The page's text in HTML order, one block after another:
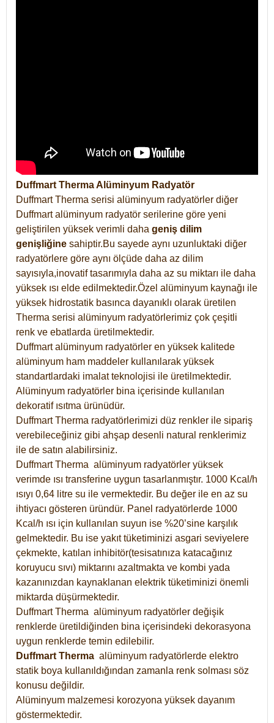
Duffmart Therma Alüminyum Radyatör
Duffmart Therma serisi alüminyum radyatörler diğer
Duffmart alüminyum radyatör serilerine göre yeni
geliştirilen yüksek verimli daha geniş dilim
genişliğine sahiptir.Bu sayede aynı uzunluktaki diğer
radyatörlere göre aynı ölçüde daha az dilim
sayısıyla,inovatif tasarımıyla daha az su miktarı ile daha
yüksek ısı elde edilmektedir.Özel alüminyum kaynağı ile
yüksek hidrostatik basınca dayanıklı olarak üretilen
Therma serisi alüminyum radyatörlerimiz çok çeşitli
renk ve ebatlarda üretilmektedir.
Duffmart alüminyum radyatörler en yüksek kalitede
alüminyum ham maddeler kullanılarak yüksek
standartlardaki imalat teknolojisi ile üretilmektedir.
Alüminyum radyatörler bina içerisinde kullanılan
dekoratif ısıtma ürünüdür.
Duffmart Therma radyatörlerimizi düz renkler ile sipariş
verebileceğiniz gibi ahşap desenli natural renklerimiz
ile de satın alabilirsiniz.
Duffmart Therma alüminyum radyatörler yüksek
verimde ısı transferine uygun tasarlanmıştır. 1000 Kcal/h
ısıyı 0,64 litre su ile vermektedir. Bu değer ile en az su
ihtiyacı gösteren üründür. Panel radyatörlerde 1000
Kcal/h ısı için kullanılan suyun ise %20’sine karşılık
gelmektedir. Bu ise yakıt tüketiminizi asgari seviyelere
çekmekte, katılan inhibitör(tesisatınıza katacağınız
koruyucu sıvı) miktarını azaltmakta ve kombi yada
kazanınızdan kaynaklanan elektrik tüketiminizi önemli
miktarda düşürmektedir.
Duffmart Therma alüminyum radyatörler değişik
renklerde üretildiğinden bina içerisindeki dekorasyona
uygun renklerde temin edilebilir.
Duffmart Therma alüminyum radyatörlerde elektro
statik boya kullanıldığından zamanla renk solması söz
konusu değildir.
Alüminyum malzemesi korozyona yüksek dayanım
göstermektedir.